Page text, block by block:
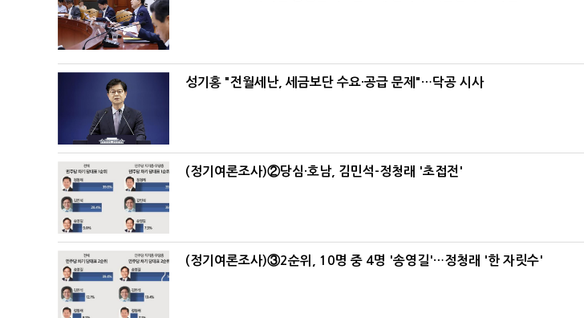
성기홍 "전월세난, 세금보단 수요·공급 문제"…닥공 시사
(정기여론조사)②당심·호남, 김민석-정청래 '초접전'
(정기여론조사)③2순위, 10명 중 4명 '송영길'…정청래 '한 자릿수'